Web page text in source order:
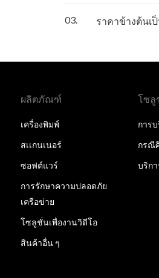
03. ราคาข้างต้นเ
ผลิตภัณฑ์
เครื่องพิมพ์
สเเกนเนอร์
ซอฟต์แวร์
การรักษาความปลอดภัย
เครือข่าย
โซลูชั่นเพื่องานวิดีโอ
สินค้าอื่น ๆ
โซลู
การ
กรณี
บริก